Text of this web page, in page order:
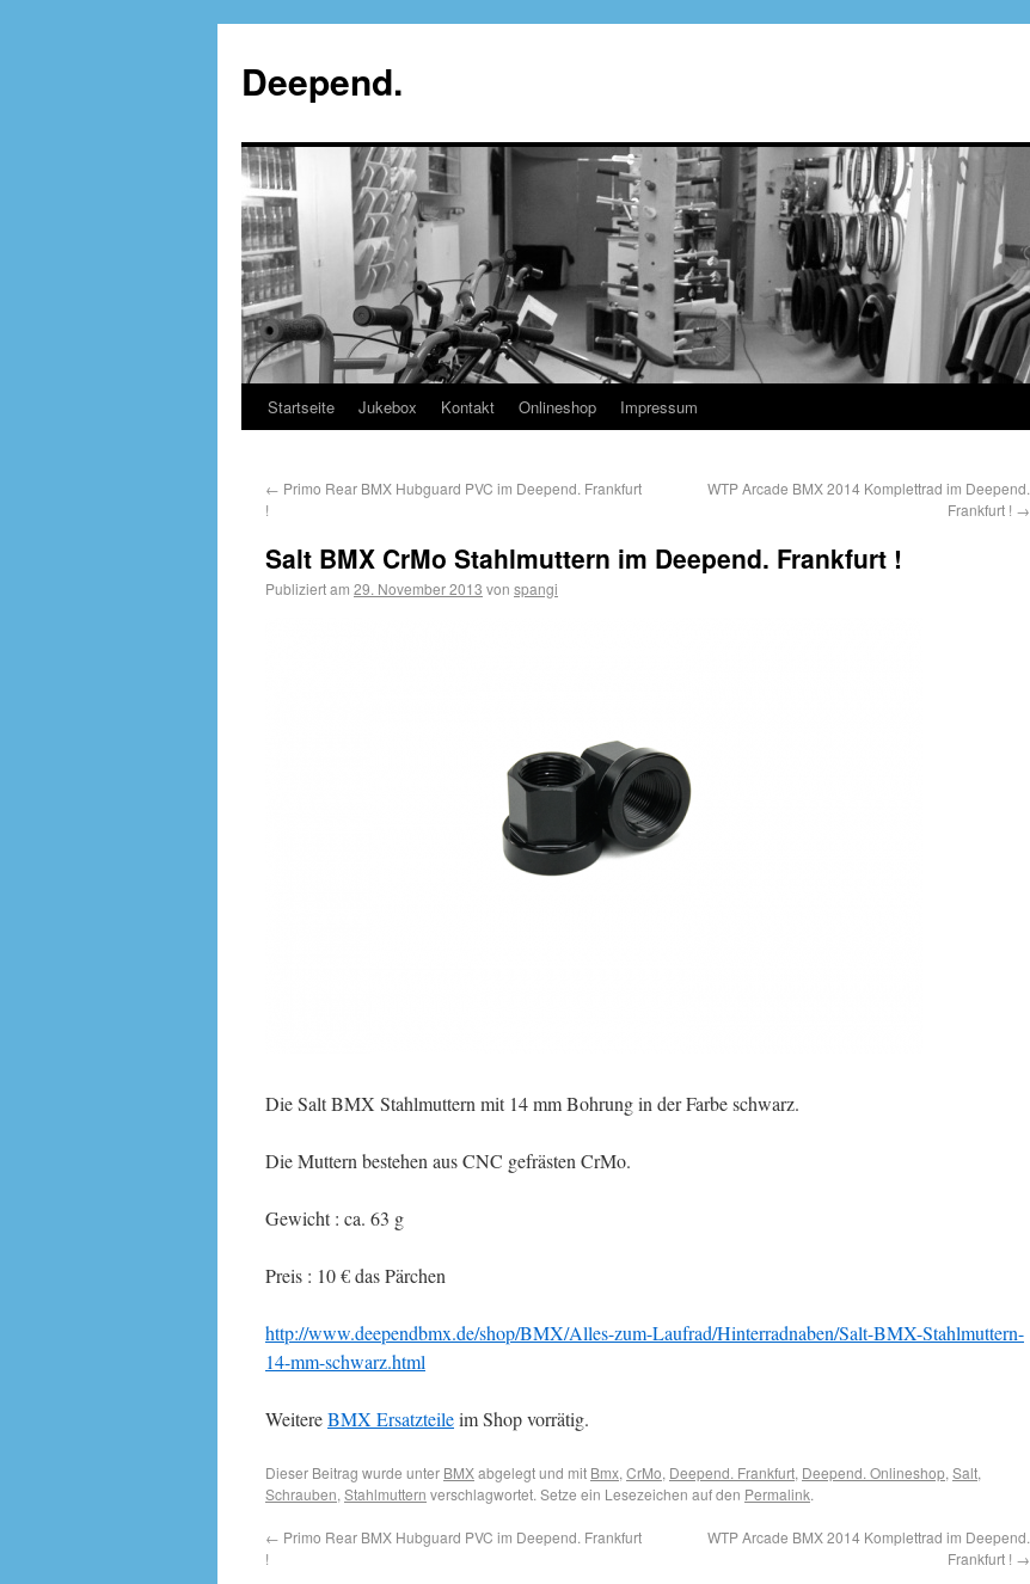
Deepend.
Startseite Jukebox Kontakt Onlineshop Impressum
← Primo Rear BMX Hubguard PVC im Deepend. Frankfurt
!
WTP Arcade BMX 2014 Komplettrad im Deepend.
Frankfurt ! →
Salt BMX CrMo Stahlmuttern im Deepend. Frankfurt !
Publiziert am 29. November 2013 von spangi
Die Salt BMX Stahlmuttern mit 14 mm Bohrung in der Farbe schwarz.
Die Muttern bestehen aus CNC gefrästen CrMo.
Gewicht : ca. 63 g
Preis : 10 € das Pärchen
http://www.deependbmx.de/shop/BMX/Alles-zum-Laufrad/Hinterradnaben/Salt-BMX-Stahlmuttern-
14-mm-schwarz.html
WeitereBMX Ersatzteileim Shop vorrätig.
Dieser Beitrag wurde unter BMXabgelegt und mit Bmx, CrMo, Deepend. Frankfurt, Deepend. Onlineshop, Salt,
Schrauben, Stahlmuttern verschlagwortet. Setze ein Lesezeichen auf den Permalink.
← Primo Rear BMX Hubguard PVC im Deepend. Frankfurt
!
WTP Arcade BMX 2014 Komplettrad im Deepend.
Frankfurt ! →